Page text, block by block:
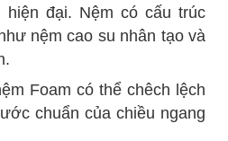
hiện đại. Nệm có cấu trúc
nệm cao su nhân tạo và
Foam có thể chêch lệch
chuẩn của chiều ngang